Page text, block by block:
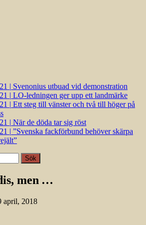
| Svenonius utbuad vid demonstration
| LO-ledningen ger upp ett landmärke
| Ett steg till vänster och två till höger på
| När de döda tar sig röst
| ”Svenska fackförbund behöver skärpa
men …
april, 2018